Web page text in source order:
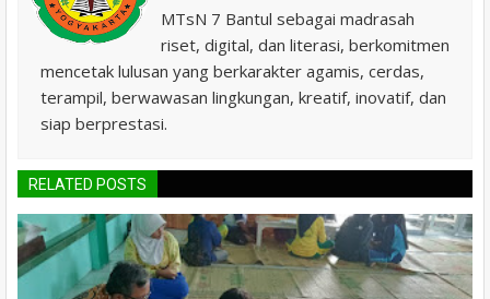
MTsN 7 Bantul sebagai madrasah
riset, digital, dan literasi, berkomitmen
mencetak lulusan yang berkarakter agamis, cerdas,
terampil, berwawasan lingkungan, kreatif, inovatif, dan
siap berprestasi.
RELATED POSTS